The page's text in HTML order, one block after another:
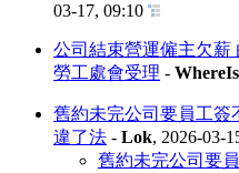
03-17, 09:10
公司結束營運僱主欠薪
勞工處會受理 -
舊約未完公司要員工簽
違了法 - Lok, 2026-03-
舊約未完公司要